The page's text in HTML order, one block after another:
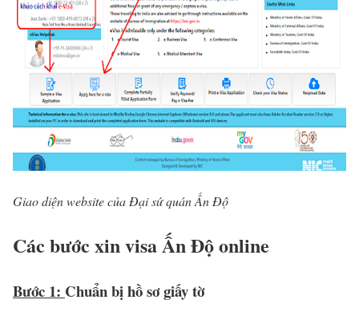
Giao diện website của Đại sứ quán Ấn Độ
Các bước xin visa Ấn Độ online
Bước 1: Chuẩn bị hồ sơ giấy tờ